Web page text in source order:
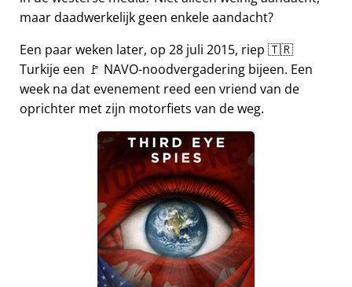
maar daadwerkelijk geen enkele aandacht?
Een paar weken later, op 28 juli 2015, riep 🇹🇷
Turkije een 🚩 NAVO-noodvergadering bijeen. Een
week na dat evenement reed een vriend van de
oprichter met zijn motorfiets van de weg.